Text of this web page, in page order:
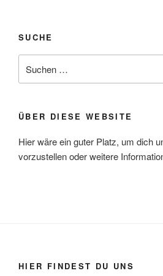
SUCHE
nach:
ÜBER DIESE WEBSITE
Hier wäre ein guter Platz, um dich
vorzustellen oder weitere
HIER FINDEST DU UNS